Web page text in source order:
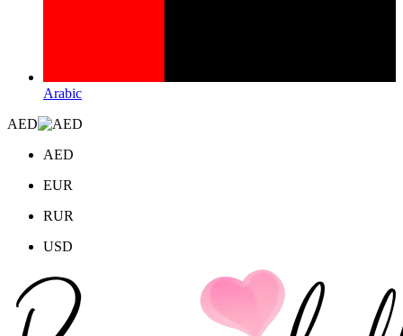
Arabic
AED
AED
EUR
RUR
USD